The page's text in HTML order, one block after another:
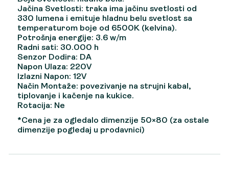
Jačina Svetlosti: traka ima jačinu svetlosti od
330 lumena i emituje hladnu belu svetlost sa
temperaturom boje od 6500K (kelvina).
Potrošnja energije: 3.6 w/m
Radni sati: 30.000 h
Senzor Dodira: DA
Napon Ulaza: 220V
Izlazni Napon: 12V
Način Montaže: povezivanje na strujni kabal,
tiplovanje i kačenje na kukice.
Rotacija: Ne
*Cena je za ogledalo dimenzije 50×80 (za ostale
dimenzije pogledaj u prodavnici)